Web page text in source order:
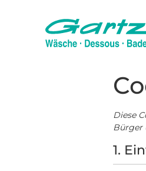
Diese
Bürger
1.